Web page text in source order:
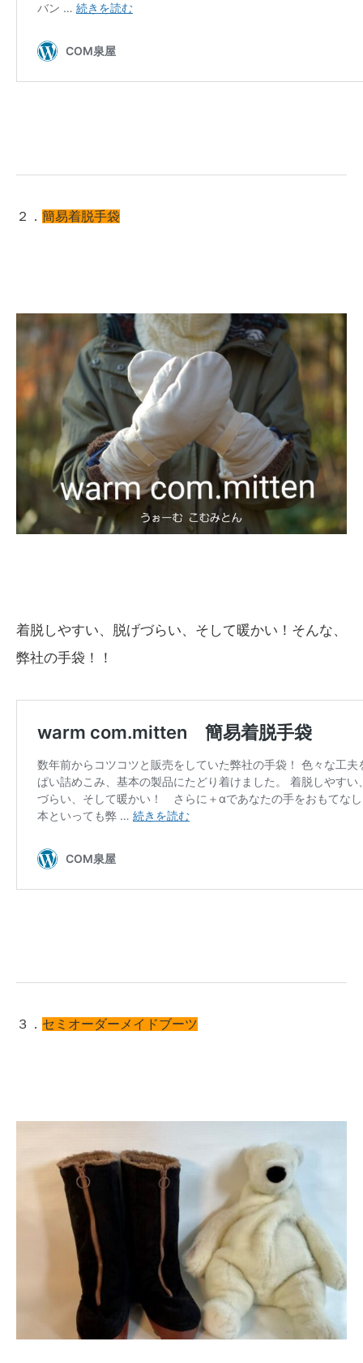
２． 簡易着脱手袋
着脱しやすい、脱げづらい、そして暖かい！そんな、
弊社の手袋！！
３． セミオーダーメイドブーツ